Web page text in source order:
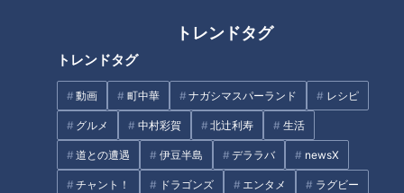
トレンドタグ
トレンドタグ
動画 町中華 ナガシマスパーランド レシピ
グルメ 中村彩賀 北辻利寿 生活
道との遭遇 伊豆半島 デララバ newsX
チャント！ ドラゴンズ エンタメ ラグビー
天下の奇祭！男性の性器を祀る
田縣神社「豊年祭」、伝統の御
輿行列を支えるアツい男たちに
釣って、さばいて、釜飯まで！
三重・紀北町の「熊野灘臨海公
園」で「産地直送」体験スポッ
タグ